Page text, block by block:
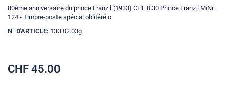
80ème anniversaire du prince Franz l (1933) CHF 0.30 Prince Franz l MiNr.
124 - Timbre-poste spécial oblitéré o
N° D'ARTICLE: 133.02.03g
CHF 45.00